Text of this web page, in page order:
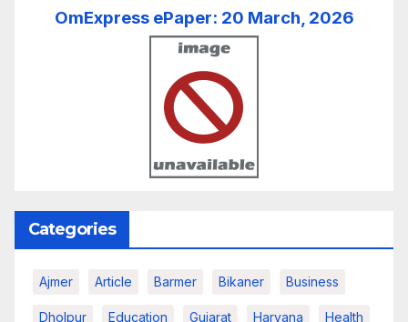
OmExpress ePaper: 20 March, 2026
Categories
Ajmer Article Barmer Bikaner Business
Dholpur Education Gujarat Haryana Health